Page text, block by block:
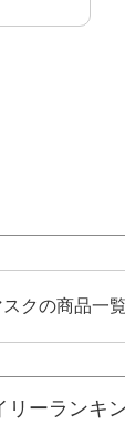
クの商品一
リーランキ